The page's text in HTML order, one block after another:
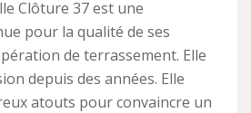
Clôture 37 est une
pour la qualité de ses
de terrassement. Elle
depuis des années. Elle
atouts pour convaincre un